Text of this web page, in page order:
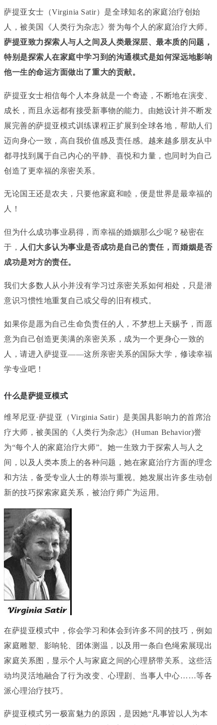
萨提亚女士（Virginia Satir）是全球知名的家庭治疗创始
人，被美国《人类行为杂志》誉为每个人的家庭治疗大师。
萨提亚致力探索人与人之间及人类最深层、最本质的问题，
特别是探索人在家庭中学习到的沟通模式是如何深远地影响
他一生的命运方面做出了重大的贡献。
萨提亚女士相信每个人本身就是一个奇迹，不断地在演变、
成长，而且永远都有接受新事物的能力。由她设计并不断发
展完善的萨提亚模式训练课程正扩展到全球各地，帮助人们
迈向身心一致，高自我价值感及责任感。越来越多朋友从中
都寻找到属于自己内心的平静、喜悦和力量，也同时为自己
创造了更幸福的亲密关系。
无论国王还是农夫，只要他家庭和睦，便是世界是最幸福的
人！
但为什么成功事业易得，而幸福的婚姻那么少呢？秘密在
于， 人们大多认为事业是否成功是自己的责任，而婚姻是否
成功是对方的责任。
我们大多数人从小并没有学习过亲密关系如何相处，只是潜
意识习惯性地重复自己或父母的旧有模式。
如果你是愿为自己生命负责任的人，不梦想上天赐予，而愿
意为自己创造更美满的亲密关系，成为一个更身心一致的
人，请进入萨提亚——这所亲密关系的国际大学，修读幸福
学专业吧！
什么是萨提亚模式
维琴尼亚·萨提亚（Virginia Satir）是美国具影响力的首席治
疗大师，被美国的《人类行为杂志》(Human Behavior)誉
为“每个人的家庭治疗大师”。她一生致力于探索人与人之
间，以及人类本质上的各种问题，她在家庭治疗方面的理念
和方法，备受专业人士的尊崇与重视。她发展出许多生动创
新的技巧探索家庭关系，被治疗师广为运用。
在萨提亚模式中，你会学习和体会到许多不同的技巧，例如
家庭雕塑、影响轮、团体测温，以及用一条白色绳索展现出
家庭关系图，显示个人与家庭之间的心理脐带关系。这些活
动均灵活地融合了行为改变、心理剧、当事人中心……等各
派心理治疗技巧。
萨提亚模式另一极富魅力的原因，是因她“凡事皆以人为本